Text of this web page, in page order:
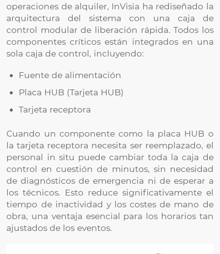
operaciones de alquiler, InVisia ha rediseñado la
arquitectura del sistema con una caja de
control modular de liberación rápida. Todos los
componentes críticos están integrados en una
sola caja de control, incluyendo:
Fuente de alimentación
Placa HUB (Tarjeta HUB)
Tarjeta receptora
Cuando un componente como la placa HUB o
la tarjeta receptora necesita ser reemplazado, el
personal in situ puede cambiar toda la caja de
control en cuestión de minutos, sin necesidad
de diagnósticos de emergencia ni de esperar a
los técnicos. Esto reduce significativamente el
tiempo de inactividad y los costes de mano de
obra, una ventaja esencial para los horarios tan
ajustados de los eventos.